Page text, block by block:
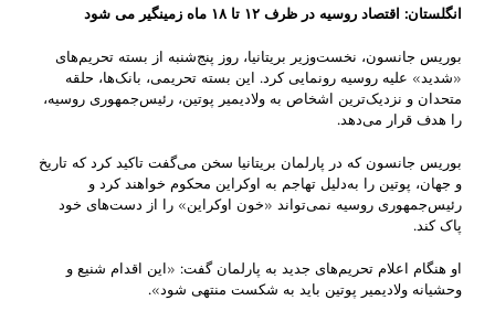
انگلستان: اقتصاد روسیه در ظرف ۱۲ تا۱۸ ماه زمینگیر می شود
بوریس جانسون، نخست‌وزیر بریتانیا، روز پنج‌شنبه از بسته تحریم‌های
«شدید» علیه روسیه رونمایی کرد. این بسته تحریمی، بانک‌ها، حلقه
متحدان و نزدیک‌ترین اشخاص به ولادیمیر پوتین، رئیس‌جمهوری روسیه،
را هدف قرار می‌دهد.
بوریس جانسون که در پارلمان بریتانیا سخن می‌گفت تاکید کرد که تاریخ
و جهان، پوتین را به‌دلیل تهاجم به اوکراین محکوم خواهند کرد و
رئیس‌جمهوری روسیه نمی‌تواند «خون اوکراین» را از دست‌های خود
پاک کند.
او هنگام اعلام تحریم‌های جدید به پارلمان گفت: «این اقدام شنیع و
وحشیانه ولادیمیر پوتین باید به شکست منتهی شود».